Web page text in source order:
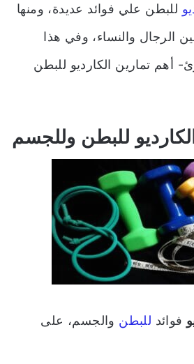
للبطن علي فوائد عديدة، ومنها
الرجال والنساء، وفي هذا
أهم تمارين الكارديو للبطن
للبطن وللجسم
فوائد للبطن والجسم، على